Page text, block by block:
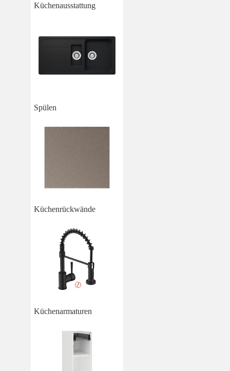
Küchenausstattung
Spülen
Küchenrückwände
Küchenarmaturen